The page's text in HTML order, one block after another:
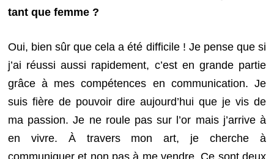
tant que femme ?
Oui, bien sûr que cela a été difficile ! Je pense que si
j’ai réussi aussi rapidement, c’est en grande partie
grâce à mes compétences en communication. Je
suis fière de pouvoir dire aujourd’hui que je vis de
ma passion. Je ne roule pas sur l’or mais j’arrive à
en vivre. À travers mon art, je cherche à
communiquer et non pas à me vendre. Ce sont deux